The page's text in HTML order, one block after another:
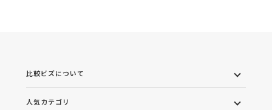
比較ビズについて
人気カテゴリ